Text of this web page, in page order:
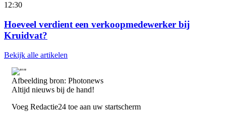
12:30
Hoeveel verdient een verkoopmedewerker bij
Kruidvat?
Bekijk alle artikelen
Afbeelding bron: Photonews
Altijd nieuws bij de hand!
Voeg Redactie24 toe aan uw startscherm